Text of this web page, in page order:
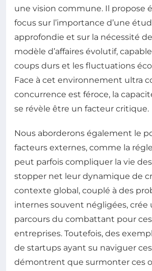
une vision commune. Il propose
focus sur l’importance d’une
approfondie et sur la nécessité
modèle d’affaires évolutif,
coups durs et les fluctuations
Face à cet environnement ultra
concurrence est féroce, la
se révèle être un facteur critique.
Nous aborderons également le
facteurs externes, comme la
peut parfois compliquer la vie
stopper net leur dynamique de
contexte global, couplé à des
internes souvent négligées, crée
parcours du combattant pour
entreprises. Toutefois, des
de startups ayant su naviguer
démontrent que surmonter ces